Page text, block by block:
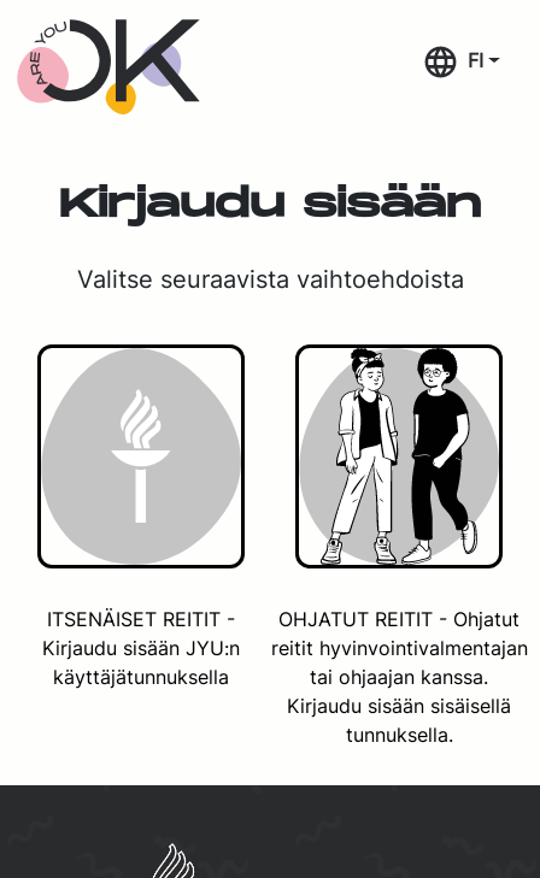
Siirry suoraan sisältöön
FI
Kir­jau­du si­sään
Va­lit­se seu­raa­vis­ta vaih­toeh­dois­ta
ITSENÄISET REITIT -
Kirjaudu sisään JYU:n
käyttäjätunnuksella
OHJATUT REITIT - Ohjatut
reitit hyvinvointivalmentajan
tai ohjaajan kanssa.
Kirjaudu sisään sisäisellä
tunnuksella.